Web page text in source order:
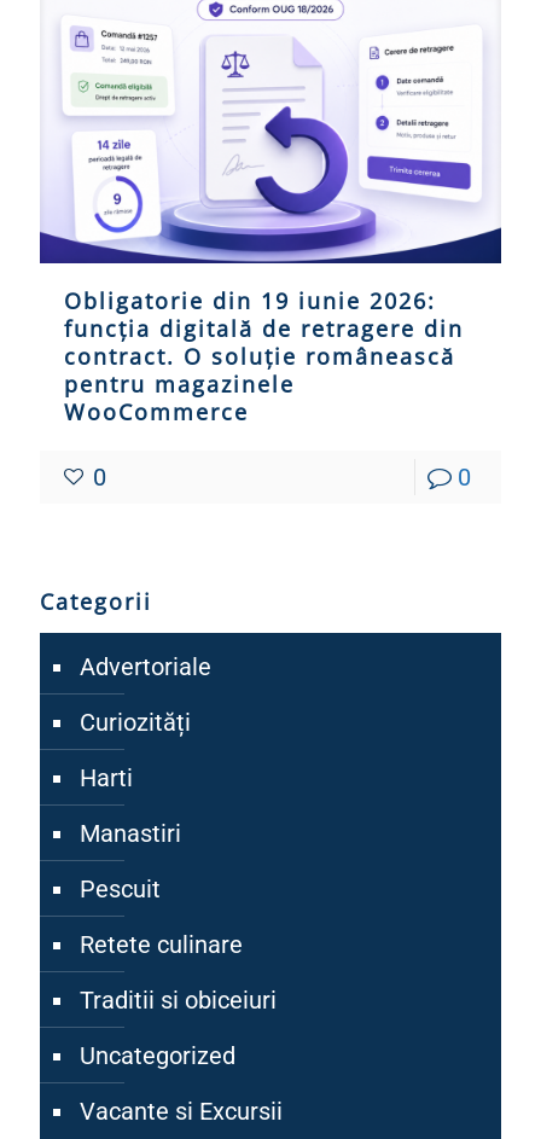
Obligatorie din 19 iunie 2026:
funcția digitală de retragere din
contract. O soluție românească
pentru magazinele
WooCommerce
0 0
Categorii
Advertoriale
Curiozități
Harti
Manastiri
Pescuit
Retete culinare
Traditii si obiceiuri
Uncategorized
Vacante si Excursii